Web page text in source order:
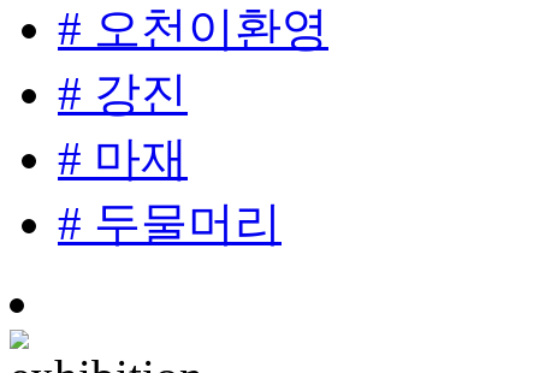
# 오천이환영
# 강진
# 마재
# 두물머리